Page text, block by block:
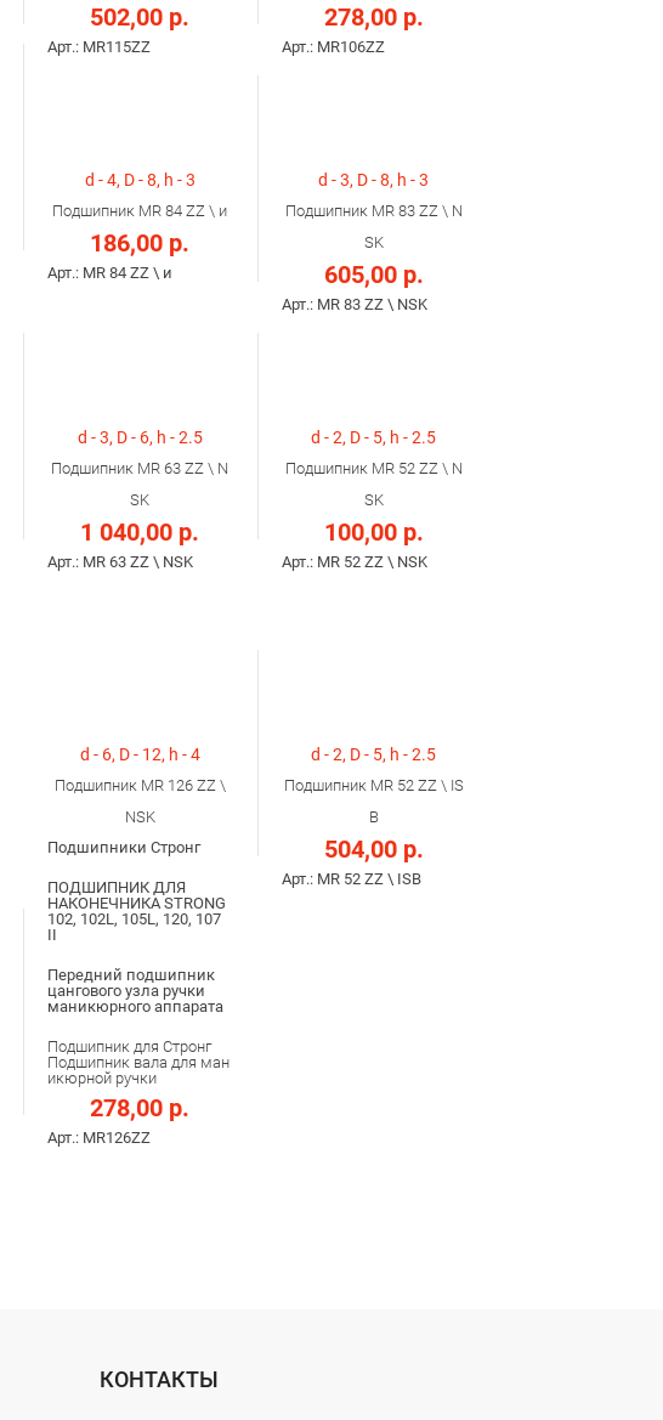
502,00 р.
Арт.: MR115ZZ
278,00 р.
Арт.: MR106ZZ
d - 4, D - 8, h - 3
Подшипник MR 84 ZZ \ и
186,00 р.
Арт.: MR 84 ZZ \ и
d - 3, D - 8, h - 3
Подшипник MR 83 ZZ \ N
SK
605,00 р.
Арт.: MR 83 ZZ \ NSK
d - 3, D - 6, h - 2.5
Подшипник MR 63 ZZ \ N
SK
1 040,00 р.
Арт.: MR 63 ZZ \ NSK
d - 2, D - 5, h - 2.5
Подшипник MR 52 ZZ \ N
SK
100,00 р.
Арт.: MR 52 ZZ \ NSK
d - 6, D - 12, h - 4
Подшипник MR 126 ZZ \
NSK
Подшипники Стронг
ПОДШИПНИК ДЛЯ
НАКОНЕЧНИКА STRONG
102, 102L, 105L, 120, 107
II
Передний подшипник
цангового узла ручки
маникюрного аппарата
Подшипник для Стронг
Подшипник вала для ман
икюрной ручки
278,00 р.
Арт.: MR126ZZ
d - 2, D - 5, h - 2.5
Подшипник MR 52 ZZ \ IS
B
504,00 р.
Арт.: MR 52 ZZ \ ISB
КОНТАКТЫ